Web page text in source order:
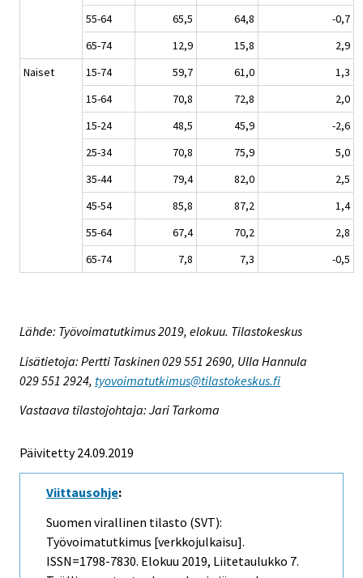
55-64
65,5 64,8
-0,7
65-74
12,9 15,8
2,9
Naiset
15-74 59,7 61,0
1,3
15-64
70,8 72,8
2,0
15-24
48,5 45,9
-2,6
25-34
70,8 75,9
5,0
35-44
79,4 82,0
2,5
45-54
85,8 87,2
1,4
55-64
67,4 70,2
2,8
65-74
7,8 7,3 -0,5
Lähde: Työvoimatutkimus 2019, elokuu. Tilastokeskus
Lisätietoja: Pertti Taskinen 029 551 2690, Ulla Hannula
029 551 2924, tyovoimatutkimus@tilastokeskus.fi
Vastaava tilastojohtaja: Jari Tarkoma
Päivitetty 24.09.2019
Viittausohje:
Suomen virallinen tilasto (SVT):
Työvoimatutkimus [verkkojulkaisu].
ISSN=1798-7830. Elokuu 2019, Liitetaulukko 7.